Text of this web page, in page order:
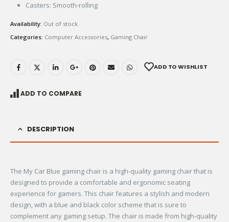
Casters: Smooth-rolling
Availability: Out of stock
Categories: Computer Accessories, Gaming Chair
ADD TO WISHLIST
ADD TO COMPARE
DESCRIPTION
The My Car Blue gaming chair is a high-quality gaming chair that is
designed to provide a comfortable and ergonomic seating
experience for gamers. This chair features a stylish and modern
design, with a blue and black color scheme that is sure to
complement any gaming setup. The chair is made from high-quality